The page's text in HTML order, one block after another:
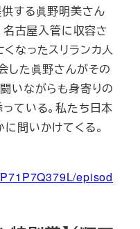
する眞野明美さん
名古屋入管に収容さ
なったスリランカ人
した眞野さんがその
いながらも身寄りの
ている。私たち日本
問いかけてくる。
episod